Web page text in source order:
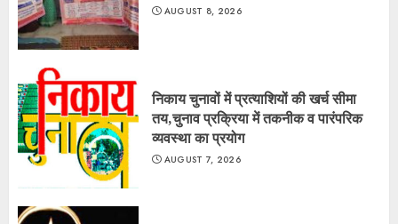
AUGUST 8, 2026
निकाय चुनावों में प्रत्याशियों की खर्च सीमा
तय,चुनाव प्रक्रिया में तकनीक व पारंपरिक
व्यवस्था का प्रयोग
AUGUST 7, 2026